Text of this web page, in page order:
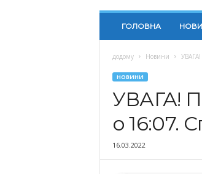
ГОЛОВНА
додому Новини УВАГА!
НОВИНИ
УВАГА!
о 16:07.
16.03.2022